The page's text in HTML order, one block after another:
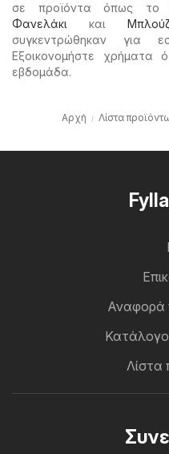
σε προϊόντα όπως το
Φανελάκι και
συγκεντρώθηκαν
Εξοικονομήστε χρήματα
εβδομάδα.
Αρχή Λίστα
Αναφορά
Λίστα